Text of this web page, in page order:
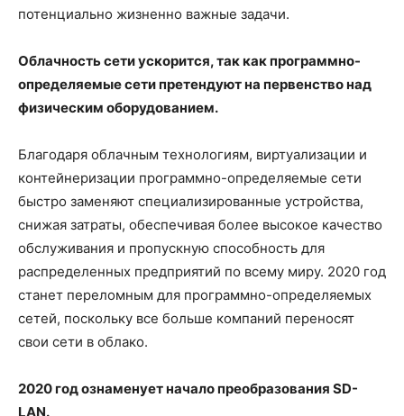
потенциально жизненно важные задачи.
Облачность сети ускорится, так как программно-
определяемые сети претендуют на первенство над
физическим оборудованием.
Благодаря облачным технологиям, виртуализации и
контейнеризации программно-определяемые сети
быстро заменяют специализированные устройства,
снижая затраты, обеспечивая более высокое качество
обслуживания и пропускную способность для
распределенных предприятий по всему миру. 2020 год
станет переломным для программно-определяемых
сетей, поскольку все больше компаний переносят
свои сети в облако.
2020 год ознаменует начало преобразования SD-
LAN.